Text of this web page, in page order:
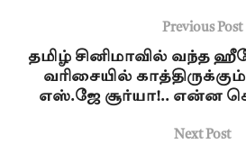
Previous Post
தமிழ் சினிமாவில் வந்த
வரிசையில்
எஸ்.ஜே சூர்யா!.. என்ன
Next Post